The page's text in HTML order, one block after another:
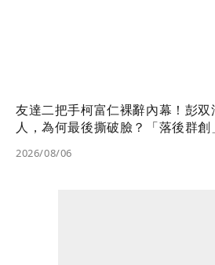
友達二把手柯富仁裸辭內幕！彭
人，為何最後撕破臉？「落後群創
2026/08/06